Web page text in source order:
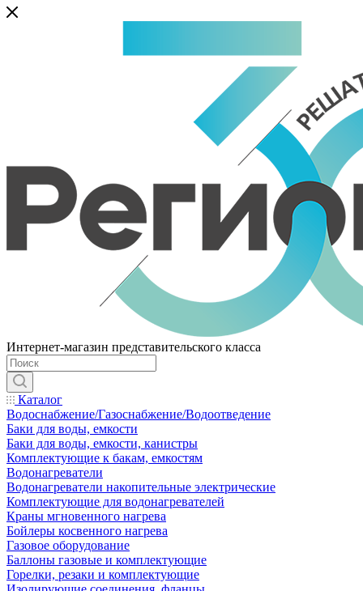
Интернет-магазин представительского класса
Каталог
Водоснабжение/Газоснабжение/Водоотведение
Баки для воды, емкости
Баки для воды, емкости, канистры
Комплектующие к бакам, емкостям
Водонагреватели
Водонагреватели накопительные электрические
Комплектующие для водонагревателей
Краны мгновенного нагрева
Бойлеры косвенного нагрева
Газовое оборудование
Баллоны газовые и комплектующие
Горелки, резаки и комплектующие